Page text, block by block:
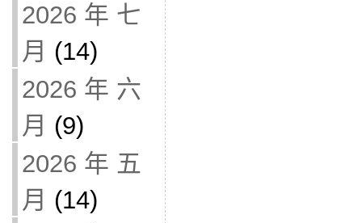
2026 年 七
月 (14)
2026 年 六
月 (9)
2026 年 五
月 (14)